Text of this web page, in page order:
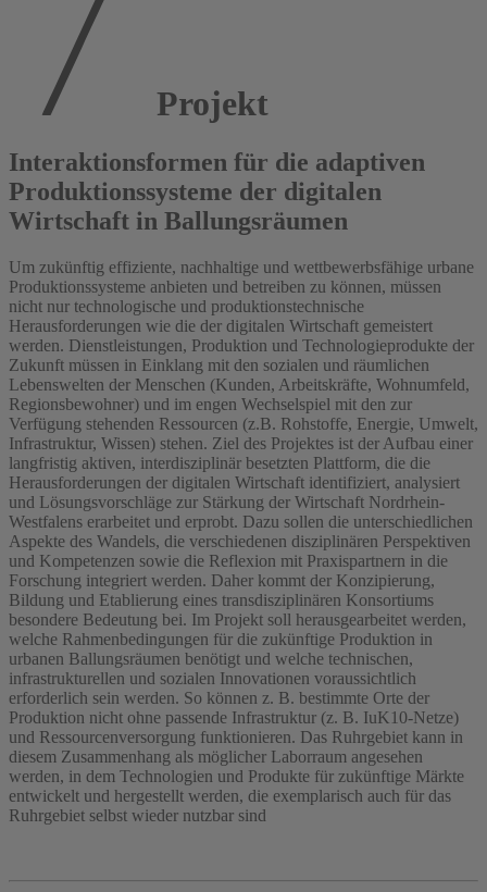
Projekt
Interaktionsformen für die adaptiven
Produktionssysteme der digitalen
Wirtschaft in Ballungsräumen
Um zukünftig effiziente, nachhaltige und wettbewerbsfähige urbane
Produktionssysteme anbieten und betreiben zu können, müssen
nicht nur technologische und produktionstechnische
Herausforderungen wie die der digitalen Wirtschaft gemeistert
werden. Dienstleistungen, Produktion und Technologieprodukte der
Zukunft müssen in Einklang mit den sozialen und räumlichen
Lebenswelten der Menschen (Kunden, Arbeitskräfte, Wohnumfeld,
Regionsbewohner) und im engen Wechselspiel mit den zur
Verfügung stehenden Ressourcen (z.B. Rohstoffe, Energie, Umwelt,
Infrastruktur, Wissen) stehen. Ziel des Projektes ist der Aufbau einer
langfristig aktiven, interdisziplinär besetzten Plattform, die die
Herausforderungen der digitalen Wirtschaft identifiziert, analysiert
und Lösungsvorschläge zur Stärkung der Wirtschaft Nordrhein-
Westfalens erarbeitet und erprobt. Dazu sollen die unterschiedlichen
Aspekte des Wandels, die verschiedenen disziplinären Perspektiven
und Kompetenzen sowie die Reflexion mit Praxispartnern in die
Forschung integriert werden. Daher kommt der Konzipierung,
Bildung und Etablierung eines transdisziplinären Konsortiums
besondere Bedeutung bei. Im Projekt soll herausgearbeitet werden,
welche Rahmenbedingungen für die zukünftige Produktion in
urbanen Ballungsräumen benötigt und welche technischen,
infrastrukturellen und sozialen Innovationen voraussichtlich
erforderlich sein werden. So können z. B. bestimmte Orte der
Produktion nicht ohne passende Infrastruktur (z. B. IuK10-Netze)
und Ressourcenversorgung funktionieren. Das Ruhrgebiet kann in
diesem Zusammenhang als möglicher Laborraum angesehen
werden, in dem Technologien und Produkte für zukünftige Märkte
entwickelt und hergestellt werden, die exemplarisch auch für das
Ruhrgebiet selbst wieder nutzbar sind